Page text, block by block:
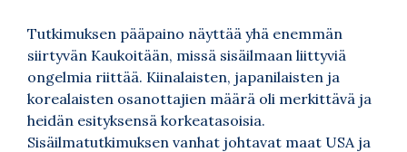
Tutkimuksen pääpaino näyttää yhä enemmän
siirtyvän Kaukoitään, missä sisäilmaan liittyviä
ongelmia riittää. Kiinalaisten, japanilaisten ja
korealaisten osanottajien määrä oli merkittävä ja
heidän esityksensä korkeatasoisia.
Sisäilmatutkimuksen vanhat johtavat maat USA ja